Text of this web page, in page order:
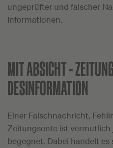
ungeprüfter und falscher
Informationen.
MIT ABSICHT -
DESINFORMATION
Einer Falschnachricht,
Zeitungsente ist vermutlich
begegnet. Dabei handelt es